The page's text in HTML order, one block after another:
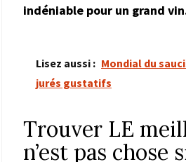
indéniable pour un grand
Lisez aussi : Mondial du
jurés gustatifs
Trouver LE
n’est pas chose